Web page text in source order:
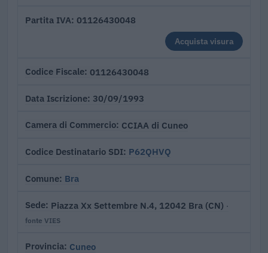
Partita IVA 01126430048
Acquista visura
Codice Fiscale 01126430048
Data Iscrizione 30/09/1993
Camera di Commercio CCIAA di Cuneo
Codice Destinatario SDI P62QHVQ
Comune Bra
Sede Piazza Xx Settembre N.4, 12042 Bra (CN) ·
fonte VIES
Provincia Cuneo